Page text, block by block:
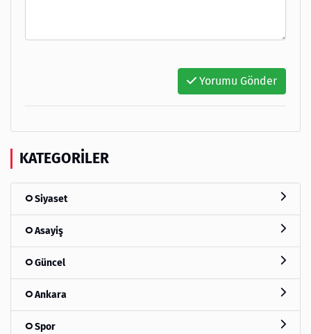
Yorumu Gönder
KATEGORILER
Siyaset
Asayiş
Güncel
Ankara
Spor